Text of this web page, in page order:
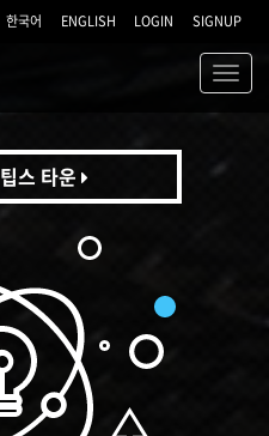
한국어 ENGLISH LOGIN SIGNUP
팁스 타운